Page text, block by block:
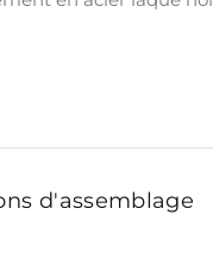
d'assemblage